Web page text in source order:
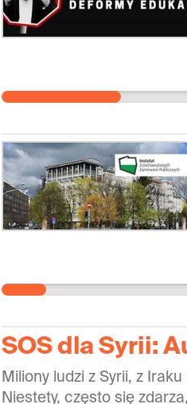
SOS dla Syrii:
Miliony ludzi z Syrii, z
Niestety, często się